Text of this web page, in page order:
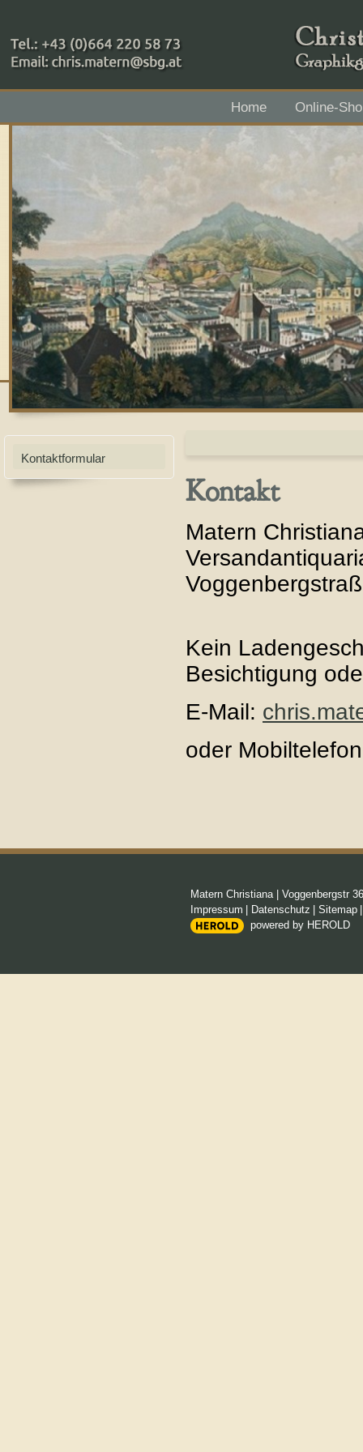
+43 (0)664 220 58 73
Home
Online-
Zahlungsmethoden: RAIBA - Flachgau Mitte - IBAN
Kontaktformular
Kontakt
Matern
Kein
Besichtigung
E-Mail:
oder
Matern Christiana| Voggenbergstr 36
Impressum
Datenschutz Sitemap
powered by HEROLD